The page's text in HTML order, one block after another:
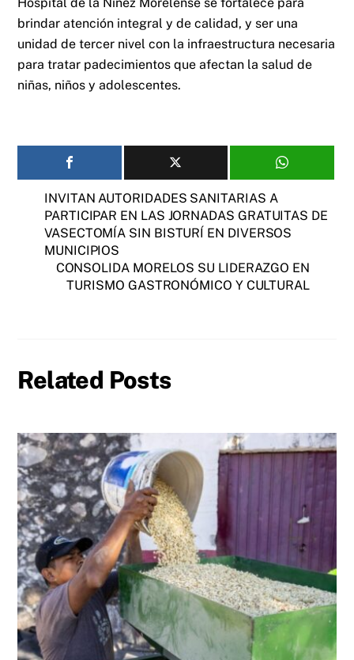
brindar atención integral y de calidad, y ser una
unidad de tercer nivel con la infraestructura necesaria
para tratar padecimientos que afectan la salud de
niñas, niños y adolescentes.
INVITAN AUTORIDADES SANITARIAS A
PARTICIPAR EN LAS JORNADAS GRATUITAS DE
VASECTOMÍA SIN BISTURÍ EN DIVERSOS
MUNICIPIOS
CONSOLIDA MORELOS SU LIDERAZGO EN
TURISMO GASTRONÓMICO Y CULTURAL
Related Posts